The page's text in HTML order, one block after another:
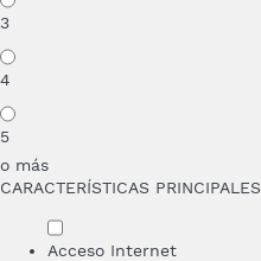
3
4
5
o más
CARACTERÍSTICAS PRINCIPALES
Acceso Internet